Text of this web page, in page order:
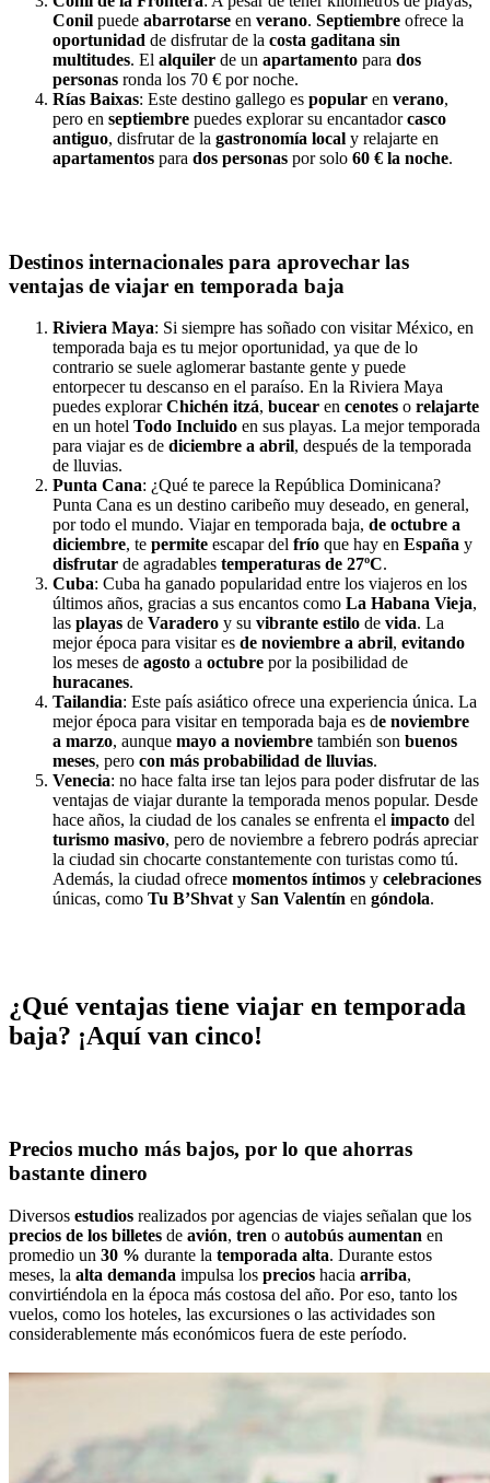
Conil puede abarrotarse en verano. Septiembre ofrece la
oportunidad de disfrutar de la costa gaditana sin
multitudes. El alquiler de un apartamento para dos
personas ronda los 70 € por noche.
Rías Baixas: Este destino gallego es popular en verano,
pero en septiembre puedes explorar su encantadorcasco
antiguo, disfrutar de la gastronomía local y relajarte en
apartamentos para dos personas por solo 60 € la noche.
Destinos internacionales para aprovechar las
ventajas de viajar en temporada baja
Riviera Maya: Si siempre has soñado con visitar México, en
temporada baja es tu mejor oportunidad, ya que de lo
contrario se suele aglomerar bastante gente y puede
entorpecer tu descanso en el paraíso. En la Riviera Maya
puedes explorarChichén itzá, bucear en cenotes o relajarte
en un hotel Todo Incluido en sus playas. La mejor temporada
para viajar es de diciembre a abril, después de la temporada
de lluvias.
Punta Cana: ¿Qué te parece la República Dominicana?
Punta Cana es un destino caribeño muy deseado, en general,
por todo el mundo. Viajar en temporada baja, de octubre a
diciembre, te permite escapar del frío que hay en España y
disfrutar de agradables temperaturas de 27ºC.
Cuba: Cuba ha ganado popularidad entre los viajeros en los
últimos años, gracias a sus encantos como La Habana Vieja,
las playas de Varadero y su vibrante estilo de vida. La
mejor época para visitar es de noviembre a abril, evitando
los meses de agosto a octubre por la posibilidad de
huracanes.
Tailandia: Este país asiático ofrece una experiencia única. La
mejor época para visitar en temporada baja es de noviembre
a marzo, aunque mayo a noviembre también son buenos
meses, pero con más probabilidad de lluvias.
Venecia: no hace falta irse tan lejos para poder disfrutar de las
ventajas de viajar durante la temporada menos popular. Desde
hace años, la ciudad de los canales se enfrenta el impacto del
turismo masivo, pero de noviembre a febrero podrás apreciar
la ciudad sin chocarte constantemente con turistas como tú.
Además, la ciudad ofrece momentos íntimos y celebraciones
únicas, como Tu B’Shvat y San Valentín en góndola.
¿Qué ventajas tiene viajar en temporada
baja? ¡Aquí van cinco!
Precios mucho más bajos, por lo que ahorras
bastante dinero
Diversos estudios realizados por agencias de viajes señalan que los
precios de los billetes de avión, tren o autobús aumentan en
promedio un 30 % durante la temporada alta. Durante estos
meses, la alta demanda impulsa los precios hacia arriba,
convirtiéndola en la época más costosa del año. Por eso, tanto los
vuelos, como los hoteles, las excursiones o las actividades son
considerablemente más económicos fuera de este período.